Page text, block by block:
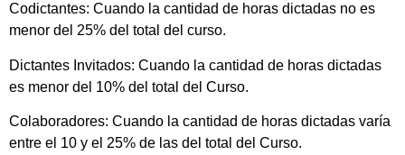
Codictantes: Cuando la cantidad de horas dictadas no es
menor del 25% del total del curso.
Dictantes Invitados: Cuando la cantidad de horas dictadas
es menor del 10% del total del Curso.
Colaboradores: Cuando la cantidad de horas dictadas varía
entre el 10 y el 25% de las del total del Curso.